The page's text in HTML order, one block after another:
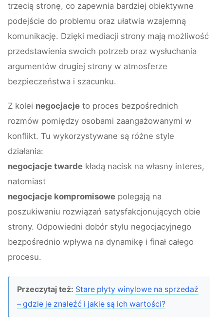
trzecią stronę, co zapewnia bardziej obiektywne
podejście do problemu oraz ułatwia wzajemną
komunikację. Dzięki mediacji strony mają możliwość
przedstawienia swoich potrzeb oraz wysłuchania
argumentów drugiej strony w atmosferze
bezpieczeństwa i szacunku.
Z kolei negocjacje to proces bezpośrednich
rozmów pomiędzy osobami zaangażowanymi w
konflikt. Tu wykorzystywane są różne style
działania:
negocjacje twarde kładą nacisk na własny interes,
natomiast
negocjacje kompromisowe polegają na
poszukiwaniu rozwiązań satysfakcjonujących obie
strony. Odpowiedni dobór stylu negocjacyjnego
bezpośrednio wpływa na dynamikę i finał całego
procesu.
Przeczytaj też: Stare płyty winylowe na sprzedaż
– gdzie je znaleźć i jakie są ich wartości?